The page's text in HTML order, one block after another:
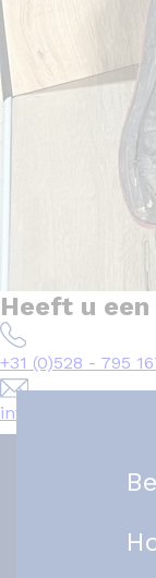
Heeft u
+31 (0)528 - 795
info@het-